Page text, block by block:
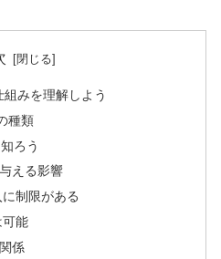
みを理解しよう
種類
ろう
える影響
制限がある
能
係